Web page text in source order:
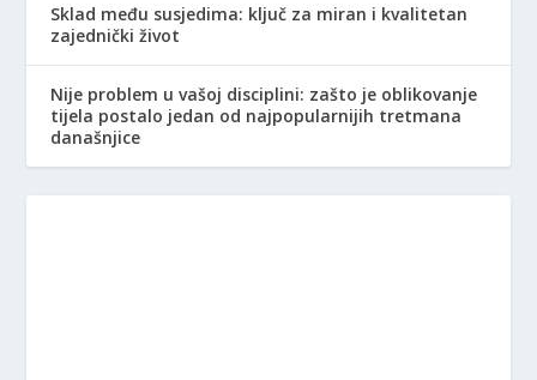
Sklad među susjedima: ključ za miran i kvalitetan
zajednički život
Nije problem u vašoj disciplini: zašto je oblikovanje
tijela postalo jedan od najpopularnijih tretmana
današnjice